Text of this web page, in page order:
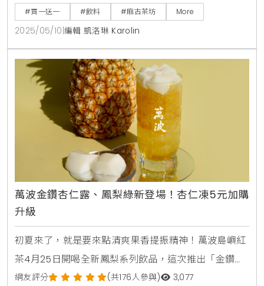
可獲贈「綠寶石卡片」，憑卡免費兌換「蕎麥綠寶石
（L）」。這場限時活動不僅回饋顧客，更將愛與感謝
融入茶香，讓每口茶成為對媽媽的溫柔告白。快來參
與，用買一送一的驚喜，為母親節增添甜蜜回憶。限量
好禮：買金萱茶送綠寶石卡片5月10日至11日，麻古茶坊
全台門
#買一送一 #飲料 #麻古茶坊 More
2025/05/10 編輯 凱洛琳 Karolin
萬波金鑽杏仁露、鳳梨綠新登場！杏仁凍5元加購
升級
初夏來了，就是要來點清爽果香提振精神！萬波島嶼紅
茶4月25日開喝全新鳳梨系列飲品，這次推出「金鑽杏
仁露」和「金鑽鳳梨綠」兩大新口味，搭配超人氣的
網友評分 (共176人參與) 3,077